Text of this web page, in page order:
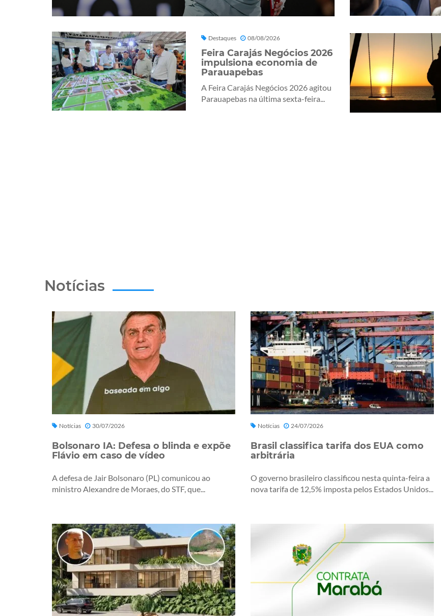
Destaques 08/08/2026
Feira Carajás Negócios 2026
impulsiona economia de
Parauapebas
A Feira Carajás Negócios 2026 agitou
Parauapebas na última sexta-feira...
Notícias
Notícias 30/07/2026
Bolsonaro IA: Defesa o blinda e expõe
Flávio em caso de vídeo
A defesa de Jair Bolsonaro (PL) comunicou ao
ministro Alexandre de Moraes, do STF, que...
Notícias 24/07/2026
Brasil classifica tarifa dos EUA como
arbitrária
O governo brasileiro classificou nesta quinta-feira a
nova tarifa de 12,5% imposta pelos Estados Unidos...